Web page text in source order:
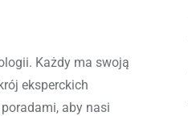
Każdy ma swoją
eksperckich
aby nasi